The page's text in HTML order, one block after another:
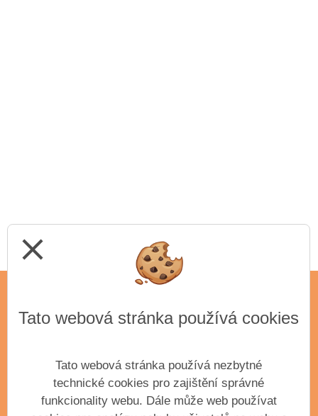
ADRESA
příspěvková organizace města Příbram
Krátká 351
Příbram III, 261 01
IČO: 61904163
close
Tato webová stránka používá cookies
Tato webová stránka používá nezbytné
technické cookies pro zajištění správné
funkcionality webu. Dále může web používat